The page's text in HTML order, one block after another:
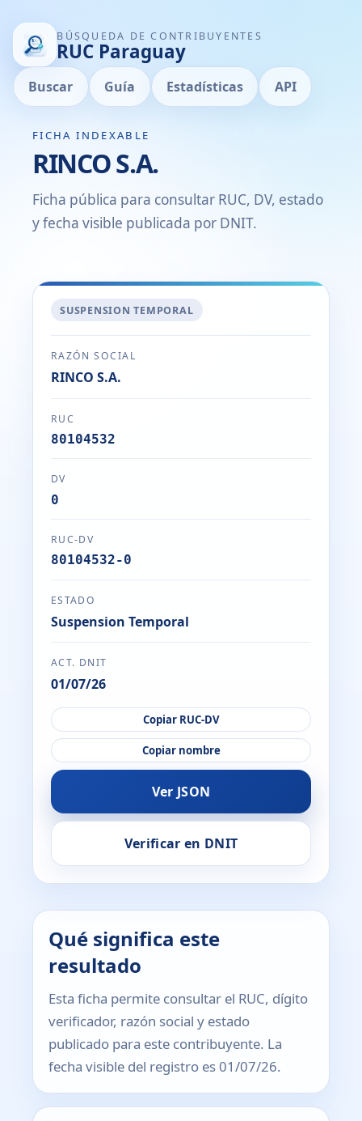
BÚSQUEDA DE CONTRIBUYENTES
RUC Paraguay
Buscar Guía Estadísticas API
FICHA INDEXABLE
RINCO S.A.
Ficha pública para consultar RUC, DV, estado
y fecha visible publicada por DNIT.
SUSPENSION TEMPORAL
RAZÓN SOCIAL
RINCO S.A.
RUC
80104532
DV
0
RUC-DV
80104532-0
ESTADO
Suspension Temporal
ACT. DNIT
01/07/26
Copiar RUC-DV
Copiar nombre
Ver JSON
Verificar en DNIT
Qué significa este
resultado
Esta ficha permite consultar el RUC, dígito
verificador, razón social y estado
publicado para este contribuyente. La
fecha visible del registro es 01/07/26.